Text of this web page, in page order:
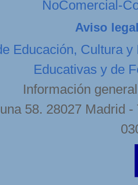
NoComercial-
Aviso
Educación, Cultura y
Educativas y de
Información
58. 28027 Madrid